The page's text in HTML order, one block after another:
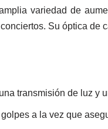
variedad de
Su óptica
transmisión de luz y
a la vez que